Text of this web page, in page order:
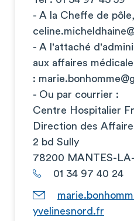
- A la Cheffe de
- A l'attaché
aux affaires
:
- Ou par courrier :
Centre Hospitalier
Direction des
2 bd Sully
78200 MANTES-
01 34 97 40 24
yvelinesnord.fr